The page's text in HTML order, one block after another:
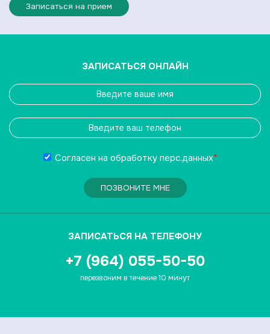
Записаться на прием
ЗАПИСАТЬСЯ ОНЛАЙН
Согласен на обработку перс.данных*
ПОЗВОНИТЕ МНЕ
ЗАПИСАТЬСЯ НА ТЕЛЕФОНУ
+7 (964) 055-50-50
перезвоним в течение 10 минут